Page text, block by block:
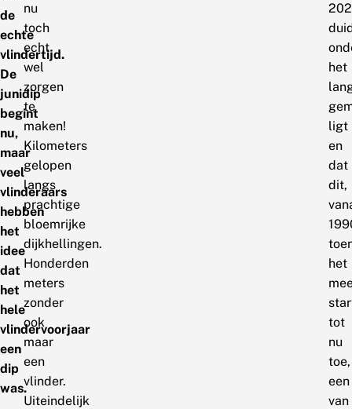
de
echte
vlindertijd.
De
junidip
begint
nu,
maar
veel
vlinderaars
hebben
het
idee
dat
het
hele
vlindervoorjaar
een
dip
was.
nu
toch
echt
wel
zorgen
te
maken!
Kilometers
gelopen
langs
prachtige
bloemrijke
dijkhellingen.
Honderden
meters
zonder
ook
maar
een
vlinder.
Uiteindelijk
het
ligt
en
dat
dit,
het
tot
nu
toe,
een
van